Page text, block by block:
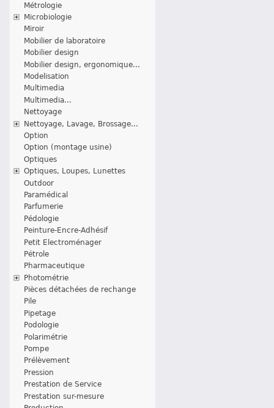
Métrologie
Microbiologie
Miroir
Mobilier de laboratoire
Mobilier design
Mobilier design, ergonomique...
Modelisation
Multimedia
Multimedia...
Nettoyage
Nettoyage, Lavage, Brossage...
Option
Option (montage usine)
Optiques
Optiques, Loupes, Lunettes
Outdoor
Paramédical
Parfumerie
Pédologie
Peinture-Encre-Adhésif
Petit Electroménager
Pétrole
Pharmaceutique
Photométrie
Pièces détachées de rechange
Pile
Pipetage
Podologie
Polarimétrie
Pompe
Prélèvement
Pression
Prestation de Service
Prestation sur-mesure